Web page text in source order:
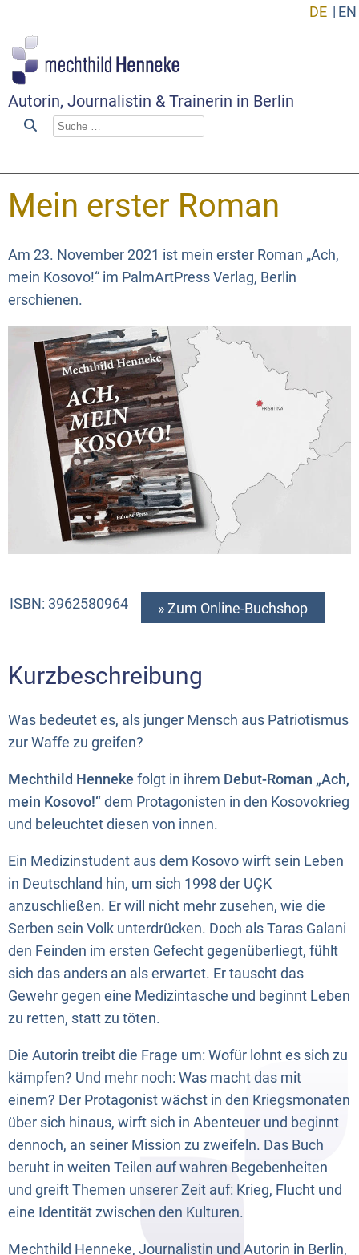
DE EN
Autorin, Journalistin & Trainerin in Berlin
Mein erster Roman
Am 23. November 2021 ist mein erster Roman „Ach,
mein Kosovo!“ im PalmArtPress Verlag, Berlin
erschienen.
ISBN: 3962580964 » Zum Online-Buchshop
Kurzbeschreibung
Was bedeutet es, als junger Mensch aus Patriotismus
zur Waffe zu greifen?
Mechthild Henneke folgt in ihrem Debut-Roman „Ach,
mein Kosovo!“dem Protagonisten in den Kosovokrieg
und beleuchtet diesen von innen.
Ein Medizinstudent aus dem Kosovo wirft sein Leben
in Deutschland hin, um sich 1998 der UÇK
anzuschließen. Er will nicht mehr zusehen, wie die
Serben sein Volk unterdrücken. Doch als Taras Galani
den Feinden im ersten Gefecht gegenüberliegt, fühlt
sich das anders an als erwartet. Er tauscht das
Gewehr gegen eine Medizintasche und beginnt Leben
zu retten, statt zu töten.
Die Autorin treibt die Frage um: Wofür lohnt es sich zu
kämpfen? Und mehr noch: Was macht das mit
einem? Der Protagonist wächst in den Kriegsmonaten
über sich hinaus, wirft sich in Abenteuer und beginnt
dennoch, an seiner Mission zu zweifeln. Das Buch
beruht in weiten Teilen auf wahren Begebenheiten
und greift Themen unserer Zeit auf: Krieg, Flucht und
eine Identität zwischen den Kulturen.
Mechthild Henneke, Journalistin und Autorin in Berlin,